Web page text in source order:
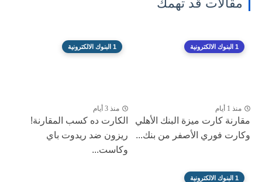
مقالات قد تهمك
1 البنوك الالكترونية
منذ 1 أيام
مقارنة كارت ميزة البنك الأهلي
وكارت فوري الأصفر من بنك...
1 البنوك الالكترونية
منذ 3 أيام
الكارت ده كسب المقارنة!
ريزون ضد ريدوت باي
وكاست...
1 البنوك الالكترونية